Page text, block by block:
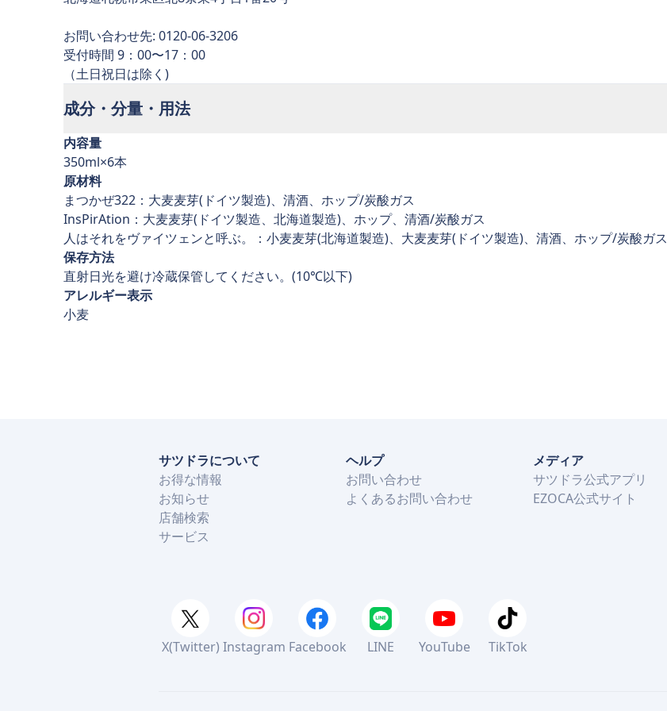
お問い合わせ先: 0120-06-3206
受付時間 9：00〜17：00
成分・分量・用法
内容量
350ml×6本
原材料
まつかぜ322：大麦麦芽(ドイツ製造)、清酒、ホップ/炭酸ガス
InsPirAtion：大麦麦芽(ドイツ製造、北海道製造)、ホップ、清酒/炭酸ガス
人はそれをヴァイツェンと呼ぶ。：小麦麦芽(北海道製造)、大麦麦芽(ドイツ製造)、清酒、ホップ/炭酸ガス
保存方法
直射日光を避け冷蔵保管してください。(10℃以下)
アレルギー表示
小麦
サツドラについて
お得な情報
お知らせ
店舗検索
サービス
ヘルプ
お問い合わせ
よくあるお問い合わせ
メディア
サツドラ公式アプリ
EZOCA公式サイト
X(Twitter) Instagram Facebook LINE YouTube TikTok